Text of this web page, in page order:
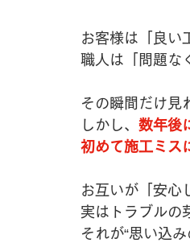
お客様は「良い
職人は「問題な
その瞬間だけ見
しかし、 数年後
初めて施工ミス
お互いが「安心
実はトラブル
それが“思い込